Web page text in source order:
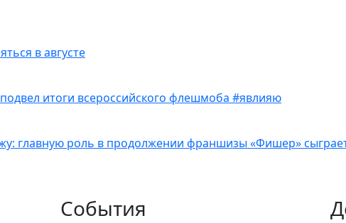
в августе
итоги всероссийского флешмоба #явлияю
главную роль в продолжении франшизы «Фишер»
События